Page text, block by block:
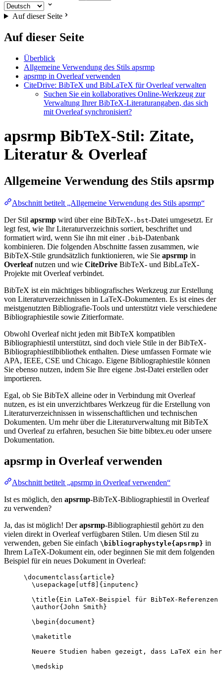
Auf dieser Seite
Auf dieser Seite
Überblick
Allgemeine Verwendung des Stils apsrmp
apsrmp in Overleaf verwenden
CiteDrive: BibTeX und BibLaTeX für Overleaf verwalten
Suchen Sie ein kollaboratives Online-Werkzeug zur
Verwaltung Ihrer BibTeX-Literaturangaben, das sich
mit Overleaf synchronisiert?
apsrmp BibTeX-Stil: Zitate,
Literatur & Overleaf
Allgemeine Verwendung des Stils apsrmp
Abschnitt betitelt „Allgemeine Verwendung des Stils apsrmp“
Der Stil apsrmp wird über eine BibTeX- .bst-Datei umgesetzt. Er
legt fest, wie Ihr Literaturverzeichnis sortiert, beschriftet und
formatiert wird, wenn Sie ihn mit einer .bib-Datenbank
kombinieren. Die folgenden Abschnitte fassen zusammen, wie
BibTeX-Stile grundsätzlich funktionieren, wie Sie apsrmp in
Overleafnutzen und wie CiteDrive BibTeX- und BibLaTeX-
Projekte mit Overleaf verbindet.
BibTeX ist ein mächtiges bibliografisches Werkzeug zur Erstellung
von Literaturverzeichnissen in LaTeX-Dokumenten. Es ist eines der
meistgenutzten Bibliografie-Tools und unterstützt viele verschiedene
Bibliographiestile sowie Zitierformate.
Obwohl Overleaf nicht jeden mit BibTeX kompatiblen
Bibliographiestil unterstützt, sind doch viele Stile in der BibTeX-
Bibliographiestilbibliothek enthalten. Diese umfassen Formate wie
APA, IEEE, CSE und Chicago. Eigene Bibliographiestile können
Sie ebenso nutzen, indem Sie Ihre eigene .bst-Datei erstellen oder
importieren.
Egal, ob Sie BibTeX alleine oder in Verbindung mit Overleaf
nutzen, es ist ein unverzichtbares Werkzeug für die Erstellung von
Literaturverzeichnissen in wissenschaftlichen und technischen
Dokumenten. Um mehr über die Literaturverwaltung mit BibTeX
und Overleaf zu erfahren, besuchen Sie bitte bibtex.eu oder unsere
Dokumentation.
apsrmp in Overleaf verwenden
Abschnitt betitelt „apsrmp in Overleaf verwenden“
Ist es möglich, den apsrmp-BibTeX-Bibliographiestil in Overleaf
zu verwenden?
Ja, das ist möglich! Derapsrmp-Bibliographiestil gehört zu den
vielen direkt in Overleaf verfügbaren Stilen. Um diesen Stil zu
verwenden, geben Sie einfach \bibliographystyle{apsrmp} in
Ihrem LaTeX-Dokument ein, oder beginnen Sie mit dem folgenden
Beispiel für ein neues Dokument in Overleaf:
\documentclass{ article }
\usepackage
utf8 ]{ inputenc }
\title{Ein LaTeX-Beispiel für BibTeX-
\author{John Smith}
\begin{ document }
\maketitle
Neuere Studien haben gezeigt, dass LaTeX ein
\medskip